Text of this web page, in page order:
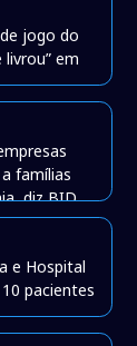
jogo do
em
famílias
diz BID
e Hospital
pacientes